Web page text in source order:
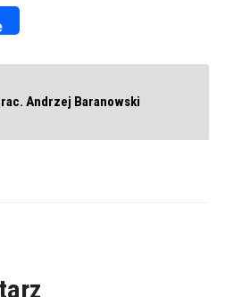
Andrzej Baranowski